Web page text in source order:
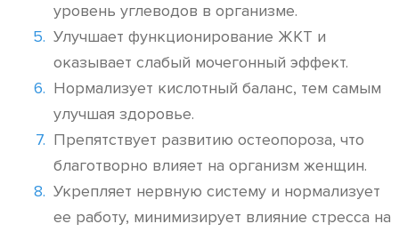
уровень углеводов в организме.
Улучшает функционирование ЖКТ и
оказывает слабый мочегонный эффект.
Нормализует кислотный баланс, тем самым
улучшая здоровье.
Препятствует развитию остеопороза, что
благотворно влияет на организм женщин.
Укрепляет нервную систему и нормализует
ее работу, минимизирует влияние стресса на